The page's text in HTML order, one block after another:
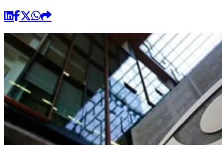
Universidad de Chile
Sustentabilidad